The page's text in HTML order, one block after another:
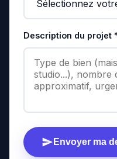
Description du projet *
Envoyer ma